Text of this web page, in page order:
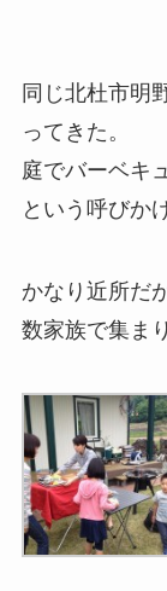
同じ北杜市明
ってきた。
庭でバーベキ
という呼びか
かなり近所だ
数家族で集ま